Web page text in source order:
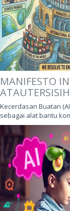
MANIFESTO
Kecerdasan Buatan
sebagai alat bantu